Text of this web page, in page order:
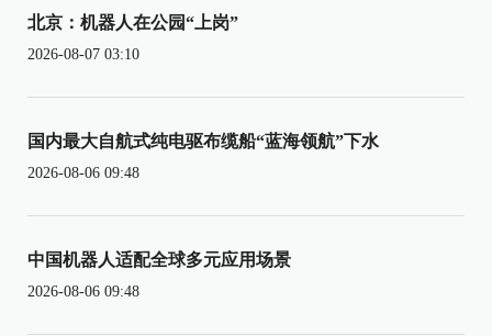
北京：机器人在公园“上岗”
2026-08-07 03:10
国内最大自航式纯电驱布缆船“蓝海领航”下水
2026-08-06 09:48
中国机器人适配全球多元应用场景
2026-08-06 09:48